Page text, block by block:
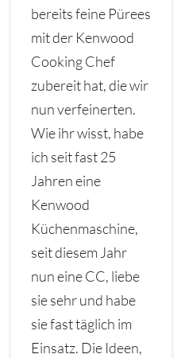
bereits feine Pürees
mit der Kenwood
Cooking Chef
zubereit hat, die wir
nun verfeinerten.
Wie ihr wisst, habe
ich seit fast 25
Jahren eine
Kenwood
Küchenmaschine,
seit diesem Jahr
nun eine CC, liebe
sie sehr und habe
sie fast täglich im
Einsatz. Die Ideen,